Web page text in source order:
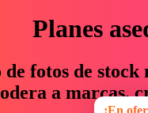
Planes
de fotos de
a marcas,
¡En oferta